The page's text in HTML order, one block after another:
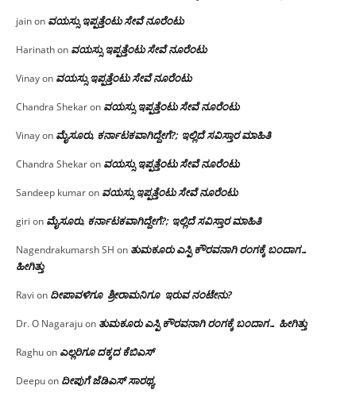
jainon ವಯಸ್ಸು ಇಪ್ಪತ್ತೆಂಟು ಸೇವೆ ನೂರೆಂಟು
Harinathon ವಯಸ್ಸು ಇಪ್ಪತ್ತೆಂಟು ಸೇವೆ ನೂರೆಂಟು
Vinayon ವಯಸ್ಸು ಇಪ್ಪತ್ತೆಂಟು ಸೇವೆ ನೂರೆಂಟು
Chandra Shekaron ವಯಸ್ಸು ಇಪ್ಪತ್ತೆಂಟು ಸೇವೆ ನೂರೆಂಟು
Vinayon ಮೈಸೂರು, ಕರ್ನಾಟಕವಾಗಿದ್ದೇಗೆ?; ಇಲ್ಲಿದೆ ಸವಿಸ್ತಾರ ಮಾಹಿತಿ
Chandra Shekaron ವಯಸ್ಸು ಇಪ್ಪತ್ತೆಂಟು ಸೇವೆ ನೂರೆಂಟು
Sandeep kumaron ವಯಸ್ಸು ಇಪ್ಪತ್ತೆಂಟು ಸೇವೆ ನೂರೆಂಟು
giri on ಮೈಸೂರು, ಕರ್ನಾಟಕವಾಗಿದ್ದೇಗೆ?; ಇಲ್ಲಿದೆ ಸವಿಸ್ತಾರ ಮಾಹಿತಿ
Nagendrakumarsh SH on ತುಮಕೂರು ಎಸ್ಪಿ ಕೌರವನಾಗಿ ರಂಗಕ್ಕೆ ಬಂದಾಗ…
ಹೀಗಿತ್ತು
Ravi on ದೀಪಾವಳಿಗೂ ಶ್ರೀರಾಮನಿಗೂ ಇರುವ ನಂಟೇನು?
Dr. O Nagarajuon ತುಮಕೂರು ಎಸ್ಪಿ ಕೌರವನಾಗಿ ರಂಗಕ್ಕೆ ಬಂದಾಗ… ಹೀಗಿತ್ತು
Raghuon ಎಲ್ಲರಿಗೂ ದಕ್ಕದ ಕೆಬಿಎಸ್
Deepuon ದೀಪುಗೆ ಜೆಡಿಎಸ್ ಸಾರಥ್ಯ